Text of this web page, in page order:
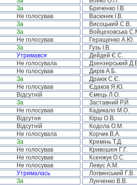
За Бриченко І.В.
Не голосував Васюник І.В.
За Висоцький С.В.
За Войцеховська
Не голосував Геращенко А.Ю.
За Гузь І.В.
Утримався Дейдей Є.С.
Не голосувала Дзензерський
Не голосував Дирів А.Б.
За Драюк С.Є.
Не голосував Єдаков Я.Ю.
Відсутній Ємець Л.О.
За Заставний Р.Й.
Не голосував Кадикало М.О.
Відсутня Кірш О.В.
Відсутній Кодола О.М.
Не голосувала Корчик В.А.
За Кремінь Т.Д.
Не голосував Кривошея Г.Г.
Не голосував Ксенжук О.С.
Не голосував Левус А.М.
Утрималась Логвинський Г.В.
За Лунченко В.В.